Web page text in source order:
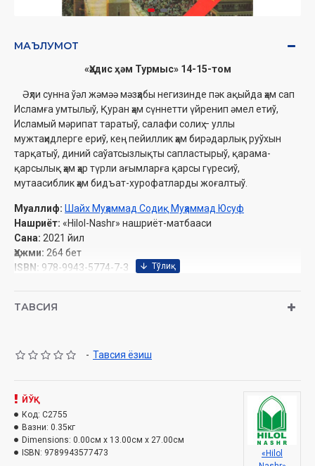
МАЪЛУМОТ
«Ҳәдис ҳәм Турмыс» 14-15-том
Əҳли сунна ўәл жəмəə мәзҳабы негизинде пәк ақыйда ҳәм сап
Исламға умтылыў, Қуран ҳәм сүннетти үйренип әмел етиў,
Исламый мәрипат таратыў, салафи солиҳ – уллы
мужтаҳидлерге ериў, кең пейиллик ҳәм бирәдарлық руўхын
тарқатыў, диний саўатсызлықты сапластырыў, қарама-
қарсылық ҳәм ҳәр түрли ағымларға қарсы гүресиў,
мутаасиблик ҳәм бидъат-хурофатларды жоғалтыў.
Муаллиф: Шайх Муҳаммад Содиқ Муҳаммад Юсуф
Нашриёт: «Hilol-Nashr» нашриёт-матбааси
Сана: 2021 йил
Ҳажми: 264 бет
ISBN: 978-9943-5774-7-3
Дин ишлари бўйича қўмитанинг 2020 йилдаги 4439-рақамли
Мазмуны
Антлар ҳәм нәзрлер китабы
Биринши бап
ТАВСИЯ
- Тавсия ёзиш
ЙЎҚ
Код: C2755
Вазни: 0.35кг
Dimensions: 0.00см x 13.00см x 27.00см
ISBN: 9789943577473
«Hilol